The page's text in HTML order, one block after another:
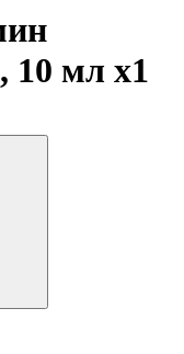
10 мл x1